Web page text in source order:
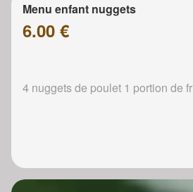
Menu enfant nuggets
6.00 €
4 nuggets de poulet 1 portion de